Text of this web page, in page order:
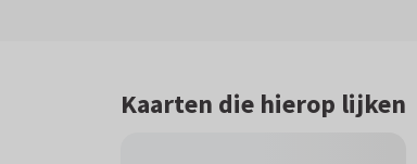
Kaarten die hierop lijken